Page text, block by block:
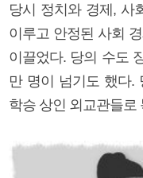
당시 정치와 경제, 사
이루고 안정된 사회
이끌었다. 당의 수도
만 명이 넘기도 했다.
학승 상인 외교관들로